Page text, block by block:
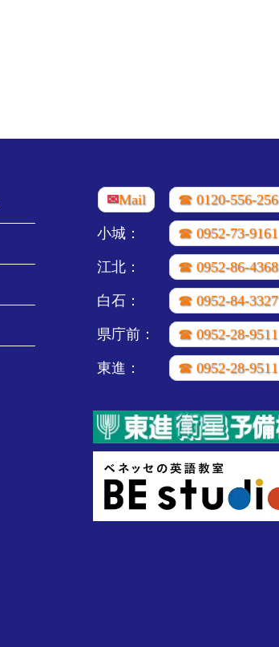
✉Mail ☎ 0120-556-256
小城： ☎ 0952-73-9161
江北： ☎ 0952-86-4368
白石： ☎ 0952-84-3327
県庁前： ☎ 0952-28-9511
東進： ☎ 0952-28-9511